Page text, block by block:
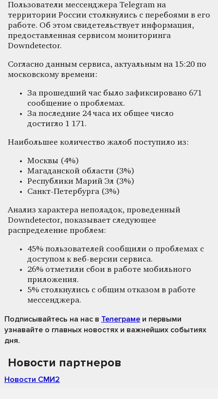
Пользователи мессенджера Telegram на
территории России столкнулись с перебоями в его
работе. Об этом свидетельствует информация,
предоставленная сервисом мониторинга
Downdetector.
Согласно данным сервиса, актуальным на 15:20 по
московскому времени:
За прошедший час было зафиксировано 671
сообщение о проблемах.
За последние 24 часа их общее число
достигло 1 171.
Наибольшее количество жалоб поступило из:
Москвы (4%)
Магаданской области (3%)
Республики Марий Эл (3%)
Санкт-Петербурга (3%)
Анализ характера неполадок, проведенный
Downdetector, показывает следующее
распределение проблем:
45% пользователей сообщили о проблемах с
доступом к веб-версии сервиса.
26% отметили сбои в работе мобильного
приложения.
5% столкнулись с общим отказом в работе
мессенджера.
Подписывайтесь на нас в Телеграме и первыми
узнавайте о главных новостях и важнейших событиях
дня.
Новости партнеров
Новости СМИ2